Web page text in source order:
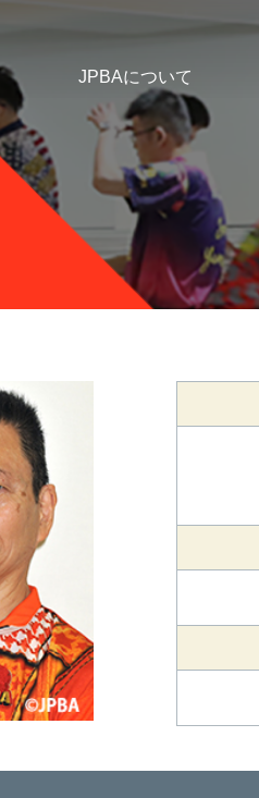
JPBAについて